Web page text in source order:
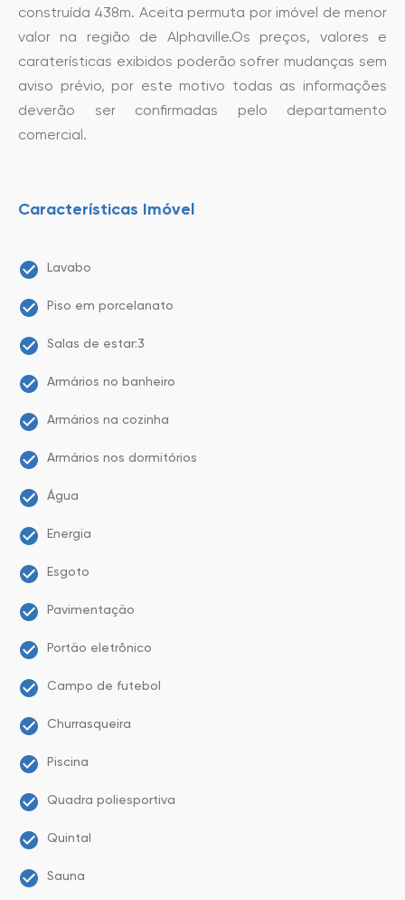
construída 438m. Aceita permuta por imóvel de menor
valor na região de Alphaville.Os preços, valores e
caraterísticas exibidos poderão sofrer mudanças sem
aviso prévio, por este motivo todas as informações
deverão ser confirmadas pelo departamento
comercial.
Características Imóvel
Lavabo
Piso em porcelanato
Salas de estar:3
Armários no banheiro
Armários na cozinha
Armários nos dormitórios
Água
Energia
Esgoto
Pavimentação
Portão eletrônico
Campo de futebol
Churrasqueira
Piscina
Quadra poliesportiva
Quintal
Sauna